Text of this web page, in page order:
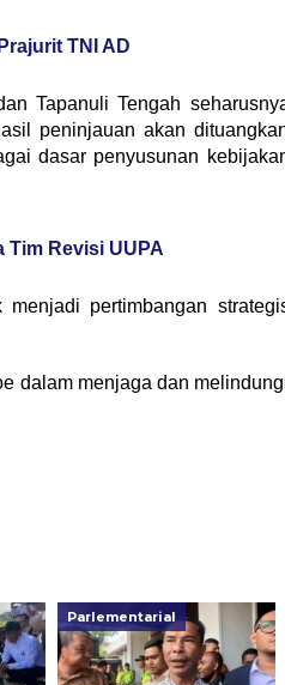
TNI AD
Tapanuli Tengah
peninjauan akan
dasar penyusunan
Tim Revisi UUPA
pertimbangan
dalam menjaga dan
Parlementarial